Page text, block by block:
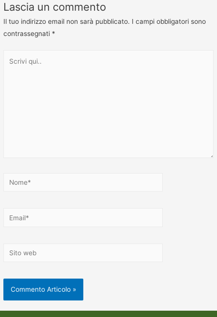
Lascia un commento
Il tuo indirizzo email non sarà pubblicato. I campi obbligatori sono
contrassegnati *